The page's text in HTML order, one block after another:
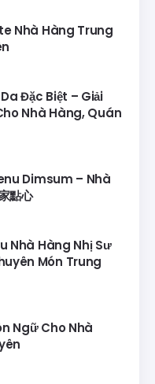
Nhà Hàng Trung
Đặc Biệt – Giải
Nhà Hàng, Quán
Dimsum – Nhà
點心
Nhà Hàng Nhị Sư
Món Trung
Ngữ Cho Nhà